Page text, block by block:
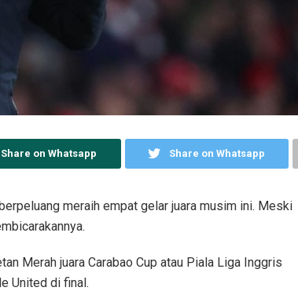
Share on Whatsapp Share on Whatsapp
meraih empat gelar juara musim ini. Meski
Merah juara Carabao Cup atau Piala Liga Inggris
United di final.